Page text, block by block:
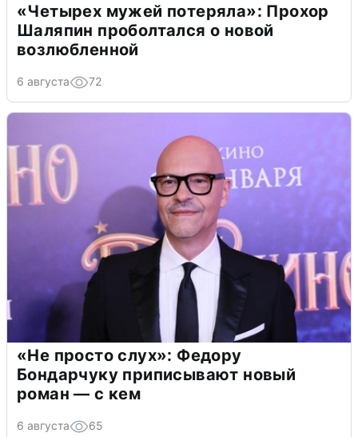
«Четырех мужей потеряла»: Прохор
Шаляпин проболтался о новой
возлюбленной
6 августа 72
«Не просто слух»: Федору
Бондарчуку приписывают новый
роман — с кем
6 августа 65